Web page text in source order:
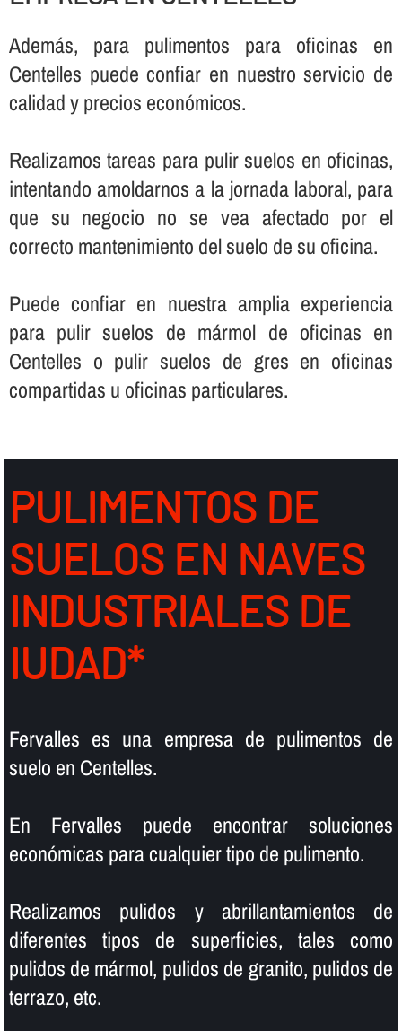
Además, para pulimentos para oficinas en
Centelles puede confiar en nuestro servicio de
calidad y precios económicos.
Realizamos tareas para pulir suelos en oficinas,
intentando amoldarnos a la jornada laboral, para
que su negocio no se vea afectado por el
correcto mantenimiento del suelo de su oficina.
Puede confiar en nuestra amplia experiencia
para pulir suelos de mármol de oficinas en
Centelles o pulir suelos de gres en oficinas
compartidas u oficinas particulares.
PULIMENTOS DE
SUELOS EN NAVES
INDUSTRIALES DE
IUDAD*
Fervalles es una empresa de pulimentos de
suelo en Centelles.
En Fervalles puede encontrar soluciones
económicas para cualquier tipo de pulimento.
Realizamos pulidos y abrillantamientos de
diferentes tipos de superficies, tales como
pulidos de mármol, pulidos de granito, pulidos de
terrazo, etc.